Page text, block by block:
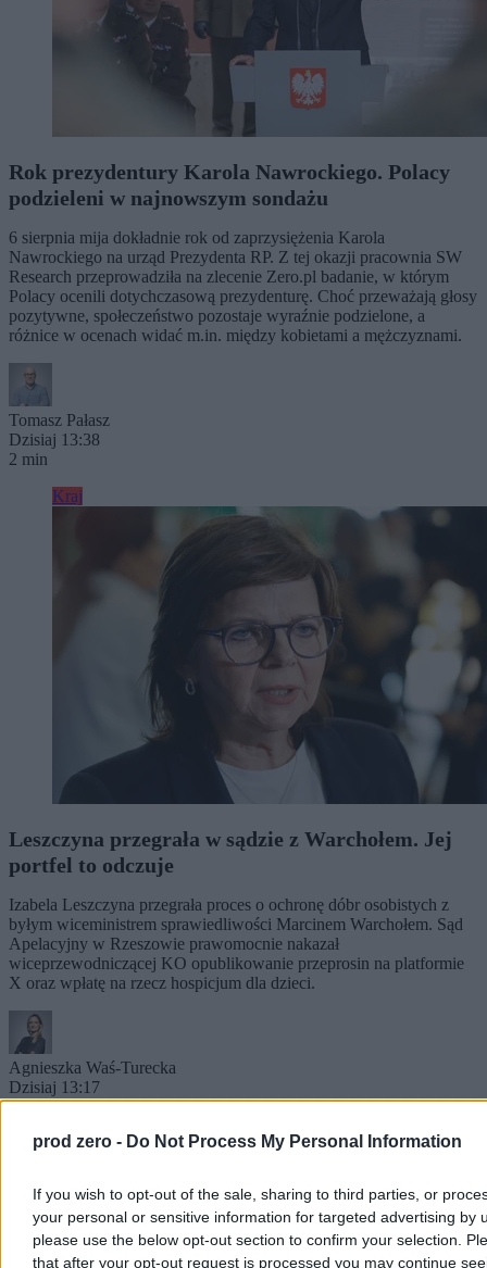
prod zero - Do Not Process My Personal Information
If you wish to opt-out of the sale, sharing to third parties, or
your personal or sensitive information for targeted advertising by
please use the below opt-out section to confirm your selection.
that after your opt-out request is processed you may continue
Rok prezydentury Karola Nawrockiego. Polacy
podzieleni w najnowszym sondażu
6 sierpnia mija dokładnie rok od zaprzysiężenia Karola
Nawrockiego na urząd Prezydenta RP. Z tej okazji pracownia SW
Research przeprowadziła na zlecenie Zero.pl badanie, w którym
Polacy ocenili dotychczasową prezydenturę. Choć przeważają głosy
pozytywne, społeczeństwo pozostaje wyraźnie podzielone, a
różnice w ocenach widać m.in. między kobietami a mężczyznami.
Tomasz Pałasz
Dzisiaj 13:38
2 min
Kraj
Leszczyna przegrała w sądzie z Warchołem. Jej
portfel to odczuje
Izabela Leszczyna przegrała proces o ochronę dóbr osobistych z
byłym wiceministrem sprawiedliwości Marcinem Warchołem. Sąd
Apelacyjny w Rzeszowie prawomocnie nakazał
wiceprzewodniczącej KO opublikowanie przeprosin na platformie
X oraz wpłatę na rzecz hospicjum dla dzieci.
Agnieszka Waś-Turecka
Dzisiaj 13:17
4 min
Kraj